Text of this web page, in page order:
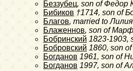
Беззубец, son of Федор
Бибиков †1714, son of
Благов, married to
Блаженнов, son of
Бобринский 1823-1903,
Бобровский 1860, son
Богданов 1961, son of
Богданов 1997, son of